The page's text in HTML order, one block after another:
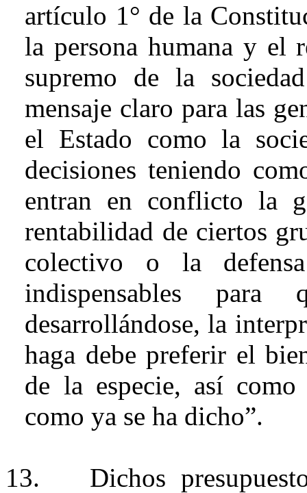
artículo 1° de la
la persona humana y el
supremo de la
mensaje claro para las
el Estado como la
decisiones teniendo
entran en conflicto la
rentabilidad de ciertos
colectivo o la
indispensables
desarrollándose, la
haga debe preferir el
de la especie, así como
como ya se ha dicho”.
13.
Dichos